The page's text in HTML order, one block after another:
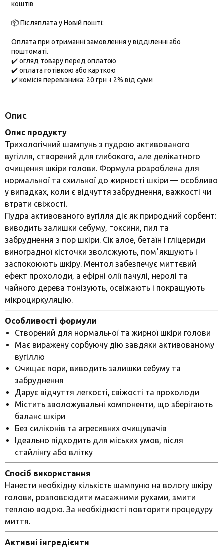
коштів
📦 Післяплата у Новій пошті:
Оплата при отриманні замовлення у відділенні або
поштоматі.
✔️ огляд товару перед оплатою
✔️ оплата готівкою або карткою
✔️ комісія перевізника: 20 грн + 2% від суми
Опис
Опис продукту
Трихологічний шампунь з пудрою активованого
вугілля, створений для глибокого, але делікатного
очищення шкіри голови. Формула розроблена для
нормальної та схильної до жирності шкіри — особливо
у випадках, коли є відчуття забруднення, важкості чи
втрати свіжості.
Пудра активованого вугілля діє як природний сорбент:
виводить залишки себуму, токсини, пил та
забруднення з пор шкіри. Сік алое, бетаїн і гліцериди
виноградної кісточки зволожують, помʼякшують і
заспокоюють шкіру. Ментол забезпечує миттєвий
ефект прохолоди, а ефірні олії пачулі, неролі та
чайного дерева тонізують, освіжають і покращують
мікроциркуляцію.
Особливості формули
Створений для нормальної та жирної шкіри голови
Має виражену сорбуючу дію завдяки активованому
вугіллю
Очищає пори, виводить залишки себуму та
забруднення
Дарує відчуття легкості, свіжості та прохолоди
Містить зволожувальні компоненти, що зберігають
баланс шкіри
Без силіконів та агресивних очищувачів
Ідеально підходить для міських умов, після
стайлінгу або влітку
Спосіб використання
Нанести необхідну кількість шампуню на вологу шкіру
голови, розповсюдити масажними рухами, змити
теплою водою. За необхідності повторити процедуру
миття.
Активні інгредієнти